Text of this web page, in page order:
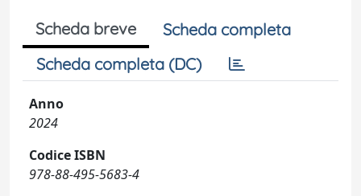
Scheda breve
Scheda completa
Scheda completa (DC)
Anno
2024
Codice ISBN
978-88-495-5683-4